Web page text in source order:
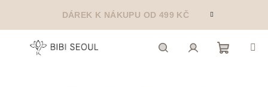
obsah
DÁREK K NÁKUPU OD 499 KČ